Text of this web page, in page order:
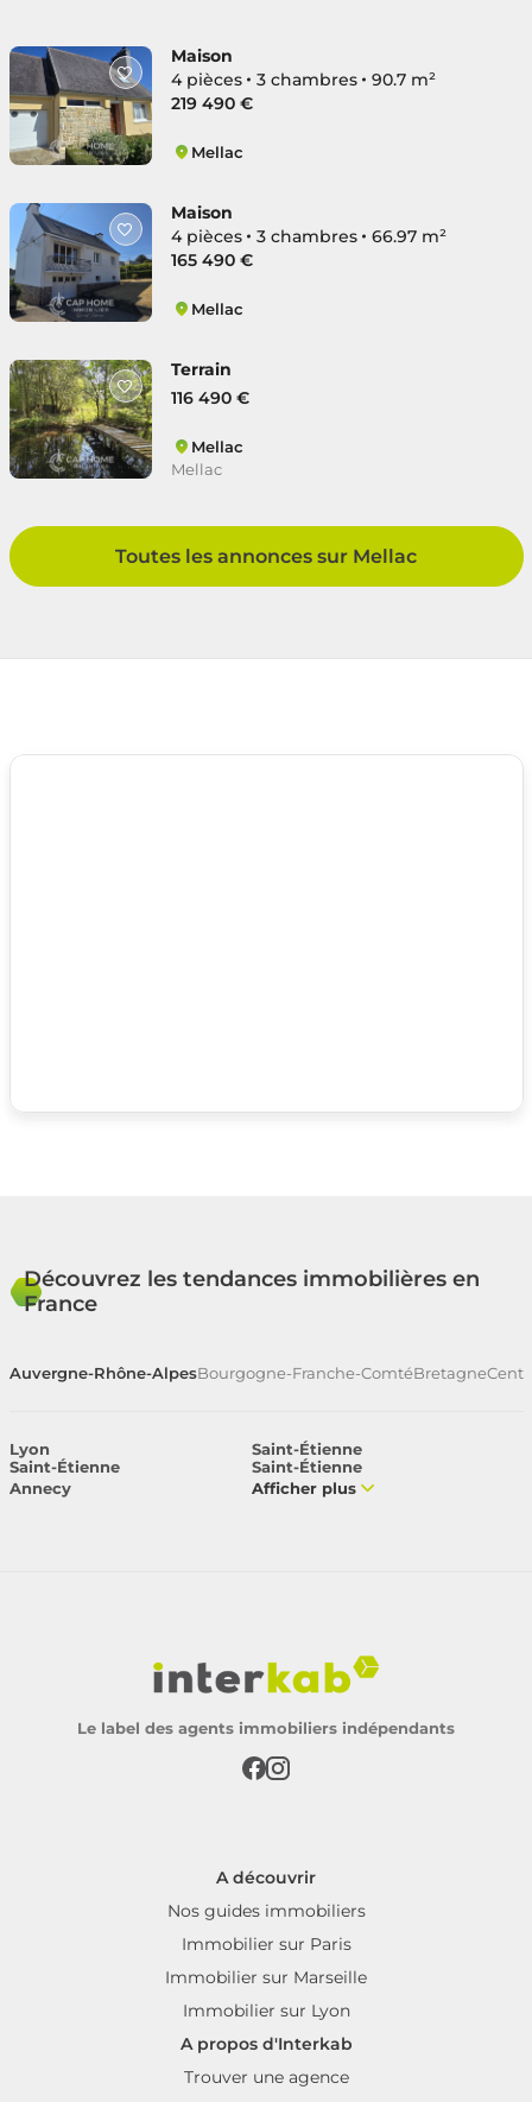
Maison
4 pièces
3 chambres
90.7 m²
219 490 €
Mellac
Maison
4 pièces
3 chambres
66.97 m²
165 490 €
Mellac
Terrain
116 490 €
Mellac
Mellac
Toutes les annonces sur Mellac
Découvrez les tendances immobilières en
France
Auvergne-Rhône-AlpesBourgogne-Franche-ComtéBretagne
Lyon
Saint-Étienne
Saint-Étienne
Saint-Étienne
Annecy
Afficher plus
Le label des agents immobiliers indépendants
A découvrir
Nos guides immobiliers
Immobilier sur Paris
Immobilier sur Marseille
Immobilier sur Lyon
A propos d'Interkab
Trouver une agence